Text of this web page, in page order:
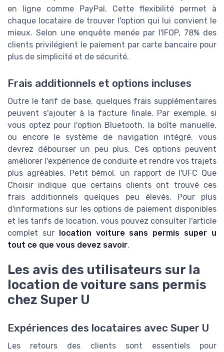
en ligne comme PayPal. Cette flexibilité permet à
chaque locataire de trouver l'option qui lui convient le
mieux. Selon une enquête menée par l'IFOP, 78% des
clients privilégient le paiement par carte bancaire pour
plus de simplicité et de sécurité.
Frais additionnels et options incluses
Outre le tarif de base, quelques frais supplémentaires
peuvent s'ajouter à la facture finale. Par exemple, si
vous optez pour l'option Bluetooth, la boîte manuelle,
ou encore le système de navigation intégré, vous
devrez débourser un peu plus. Ces options peuvent
améliorer l'expérience de conduite et rendre vos trajets
plus agréables. Petit bémol, un rapport de l'UFC Que
Choisir indique que certains clients ont trouvé ces
frais additionnels quelques peu élevés. Pour plus
d'informations sur les options de paiement disponibles
et les tarifs de location, vous pouvez consulter l'article
complet sur
location voiture sans permis super u
tout ce que vous devez savoir.
Les avis des utilisateurs sur la
location de voiture sans permis
chez Super U
Expériences des locataires avec Super U
Les retours des clients sont essentiels pour